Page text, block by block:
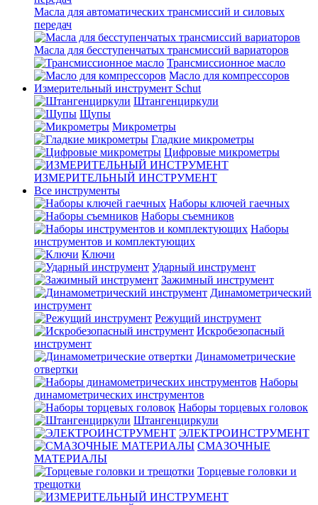
Масла для автоматических трансмиссий и силовых
передач
Масла для бесступенчатых трансмиссий вариаторов
Трансмиссионное масло
Масло для компрессоров
Измерительный инструмент Schut
Штангенциркули
Щупы
Микрометры
Гладкие микрометры
Цифровые микрометры
ИЗМЕРИТЕЛЬНЫЙ ИНСТРУМЕНТ
Все инструменты
Наборы ключей гаечных
Наборы съемников
Наборы
инструментов и комплектующих
Ключи
Ударный инструмент
Зажимный инструмент
Динамометрический
инструмент
Режущий инструмент
Искробезопасный
инструмент
Динамометрические
отвертки
Наборы
динамометрических инструментов
Наборы торцевых головок
Штангенциркули
ЭЛЕКТРОИНСТРУМЕНТ
СМАЗОЧНЫЕ
МАТЕРИАЛЫ
Торцевые головки и
трещотки